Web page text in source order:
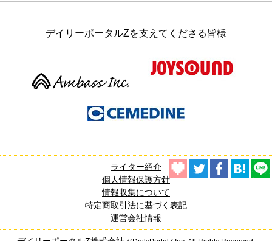
デイリーポータルZを支えてくださる皆様
ライター紹介
個人情報保護方針
情報収集について
特定商取引法に基づく表記
運営会社情報